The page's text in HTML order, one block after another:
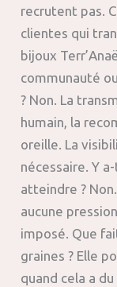
recrutent pas.
clientes qui
bijoux
communauté
? Non. La
humain, la
oreille. La
nécessaire. Y
atteindre ?
aucune
imposé. Que
graines ? Elle
quand cela a